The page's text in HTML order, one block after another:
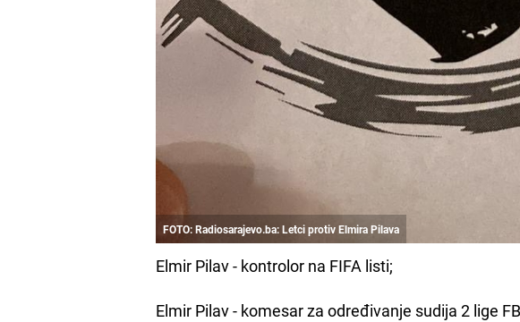
FOTO: Radiosarajevo.ba: Letci protiv Elmira Pilava
Elmir Pilav - kontrolor na FIFA listi;
Elmir Pilav - komesar za određivanje sudija 2 lige